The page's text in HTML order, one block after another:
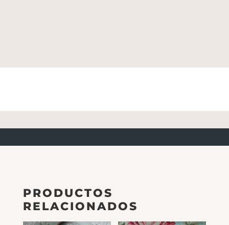
PRODUCTOS
RELACIONADOS